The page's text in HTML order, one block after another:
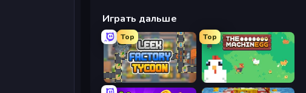
Играть дальше
Top
Leek Factory Tycoon
Top
The MachinEGG